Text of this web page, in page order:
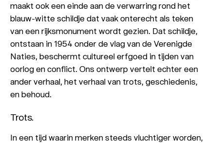
maakt ook een einde aan de verwarring rond het
blauw-witte schildje dat vaak onterecht als teken
van een rijksmonument wordt gezien. Dat schildje,
ontstaan in 1954 onder de vlag van de Verenigde
Naties, beschermt cultureel erfgoed in tijden van
oorlog en conflict. Ons ontwerp vertelt echter een
ander verhaal, het verhaal van trots, geschiedenis,
en behoud.
Trots.
In een tijd waarin merken steeds vluchtiger worden,